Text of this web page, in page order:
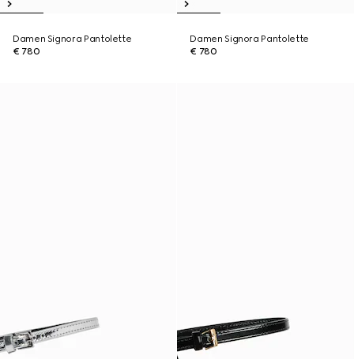
Damen Signora Pantolette
€ 780
Damen Signora Pantolette
€ 780